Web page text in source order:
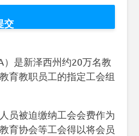
）是新泽西州约20万名教
育教职员工的指定工会组
员被迫缴纳工会会费作为
育协会等工会得以将会员